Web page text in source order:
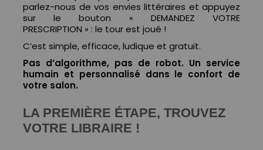
parlez-nous de vos envies littéraires et appuyez
sur le bouton « DEMANDEZ VOTRE
PRESCRIPTION » : le tour est joué !
C’est simple, efficace, ludique et gratuit.
Pas d’algorithme, pas de robot. Un service
humain et personnalisé dans le confort de
votre salon.
LA PREMIÈRE ÉTAPE, TROUVEZ
VOTRE LIBRAIRE !